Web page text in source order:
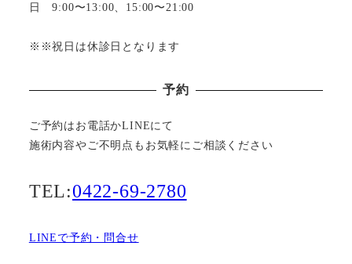
日 9:00〜13:00、15:00〜21:00
※※祝日は休診日となります
予約
ご予約はお電話かLINEにて
施術内容やご不明点もお気軽にご相談ください
TEL:0422-69-2780
LINEで予約・問合せ